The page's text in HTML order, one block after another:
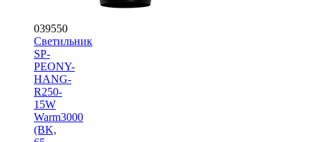
039550
Светильник
SP-
PEONY-
HANG-
R250-
15W
Warm3000
(BK,